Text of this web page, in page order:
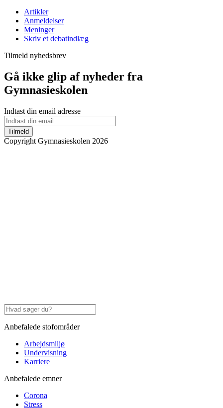
Artikler
Anmeldelser
Meninger
Skriv et debatindlæg
Tilmeld nyhedsbrev
Gå ikke glip af nyheder fra
Gymnasieskolen
Indtast din email adresse
Tilmeld
Copyright Gymnasieskolen 2026
Anbefalede stofområder
Arbejdsmiljø
Undervisning
Karriere
Anbefalede emner
Corona
Stress